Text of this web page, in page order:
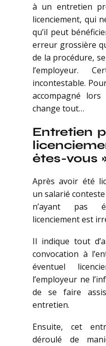
à un entretien
licenciement, qui
qu’il peut
erreur grossière
de la procédure,
l’employeur.
incontestable.
accompagné
change tout…
Entretien
êtes-vous
Après avoir été
un salarié
n’ayant pas
licenciement est
Il indique tout
convocation à
éventuel
l’employeur ne
de se faire
entretien.
Ensuite, cet
déroulé de